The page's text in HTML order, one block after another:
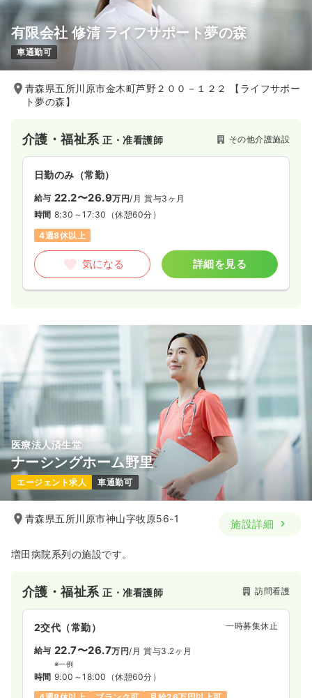
有限会社 修清 ライフサポート夢の森
車通勤可
青森県五所川原市金木町芦野２００－１２２ 【ライフサポー
ト夢の森】
介護・福祉系正・准看護師 その他介護施設
日勤のみ（常勤）
給与 22.2〜26.9万円/月 賞与3ヶ月
時間 8:30～17:30 （休憩60分）
4週8休以上
気になる 詳細を見る
医療法人済生堂
ナーシングホーム野里
エージェント求人 車通勤可
青森県五所川原市神山字牧原56-1 施設詳細
増田病院系列の施設です。
介護・福祉系正・准看護師 訪問看護
2交代（常勤） 一時募集休止
給与 22.7〜26.7万円/月 賞与3.2ヶ月
※一例
時間 9:00～18:00 （休憩60分）